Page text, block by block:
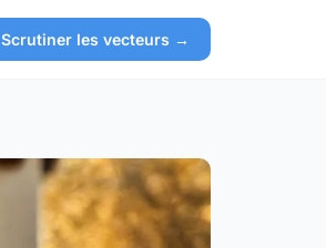
Scrutiner les vecteurs →